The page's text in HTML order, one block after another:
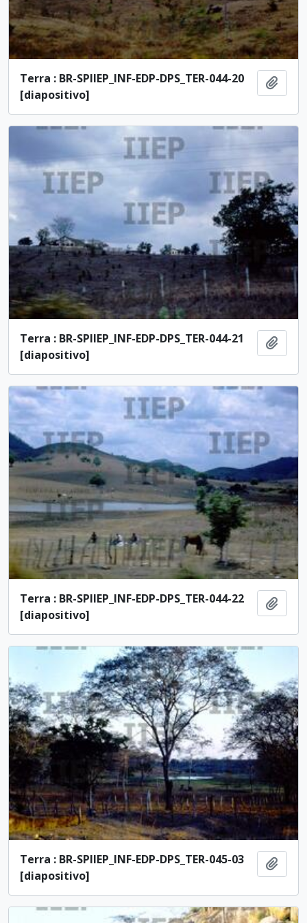
Terra : BR-SPIIEP_INF-EDP-DPS_TER-044-20
[diapositivo]
Terra : BR-SPIIEP_INF-EDP-DPS_TER-044-21
[diapositivo]
Terra : BR-SPIIEP_INF-EDP-DPS_TER-044-22
[diapositivo]
Terra : BR-SPIIEP_INF-EDP-DPS_TER-045-03
[diapositivo]